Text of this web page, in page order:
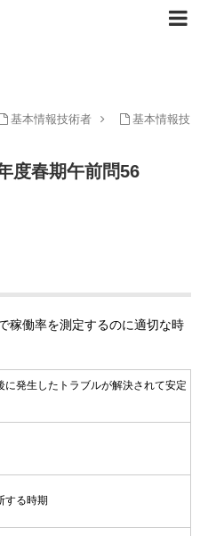
基本情報技術者
基本情報技
度春期午前問56
稼働率を測定するのに適切な時
に発生したトラブルが解決されて安定
する時期